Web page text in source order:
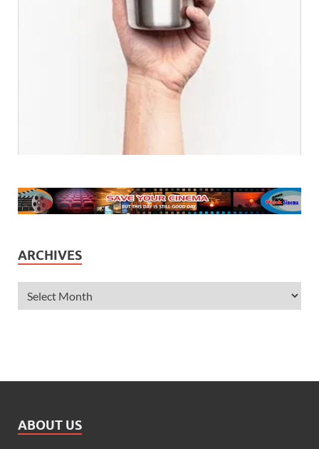
ARCHIVES
ABOUT US